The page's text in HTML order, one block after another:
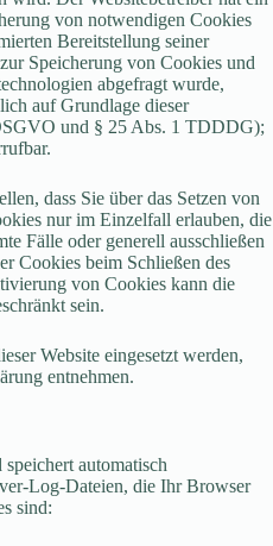
von notwendigen Cookies
Bereitstellung seiner
Speicherung von Cookies und
abgefragt wurde,
auf Grundlage dieser
und § 25 Abs. 1 TDDDG);
dass Sie über das Setzen von
nur im Einzelfall erlauben, die
Fälle oder generell ausschließen
Cookies beim Schließen des
von Cookies kann die
sein.
Website eingesetzt werden,
entnehmen.
automatisch
Log-Dateien, die Ihr Browser
sind: